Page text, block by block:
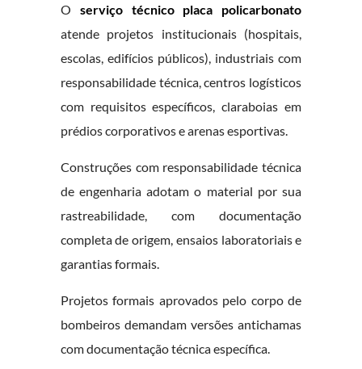
O serviço técnico placa policarbonato
atende projetos institucionais (hospitais,
escolas, edifícios públicos), industriais com
responsabilidade técnica, centros logísticos
com requisitos específicos, claraboias em
prédios corporativos e arenas esportivas.
Construções com responsabilidade técnica
de engenharia adotam o material por sua
rastreabilidade, com documentação
completa de origem, ensaios laboratoriais e
garantias formais.
Projetos formais aprovados pelo corpo de
bombeiros demandam versões antichamas
com documentação técnica específica.